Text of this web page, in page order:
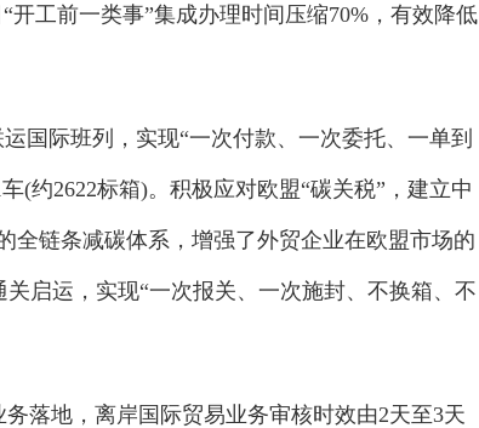
工前一类事”集成办理时间压缩70%，有效降低
际班列，实现“一次付款、一次委托、一单到
(约2622标箱)。积极应对欧盟“碳关税”，建立中
全链条减碳体系，增强了外贸企业在欧盟市场的
启运，实现“一次报关、一次施封、不换箱、不
地，离岸国际贸易业务审核时效由2天至3天